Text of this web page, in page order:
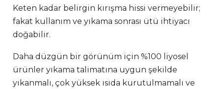
Keten kadar belirgin kırışma hissi vermeyebilir;
fakat kullanım ve yıkama sonrası ütü ihtiyacı
doğabilir.
Daha düzgün bir görünüm için %100 liyosel
ürünler yıkama talimatına uygun şekilde
yıkanmalı, çok yüksek ısıda kurutulmamalı ve